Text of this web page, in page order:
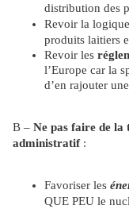
distribution des
Revoir la
produits laitiers
Revoir les
l’Europe car la
d’en rajouter
B – Ne pas faire de la
administratif:
Favoriser les
QUE PEU le